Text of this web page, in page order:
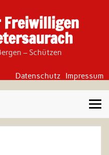
Freiwilligen
– Schützen
Datenschutz Impressum